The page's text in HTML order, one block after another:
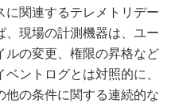
に関連するテレメトリデー
、現場の計測機器は、ユー
ルの変更、権限の昇格など
ントログとは対照的に、
他の条件に関する連続的な